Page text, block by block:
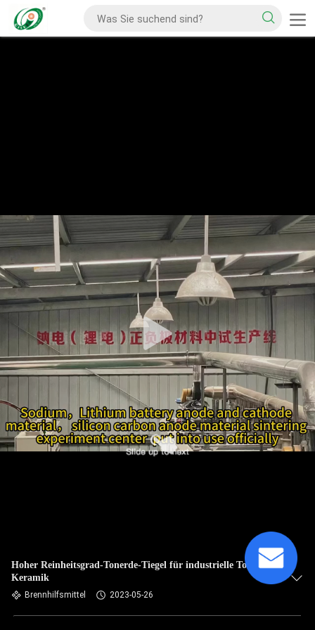
Hoher Reinheitsgrad-Tonerde-Tiegel für industrielle Tonerde-
Keramik
Brennhilfsmittel 2023-05-26